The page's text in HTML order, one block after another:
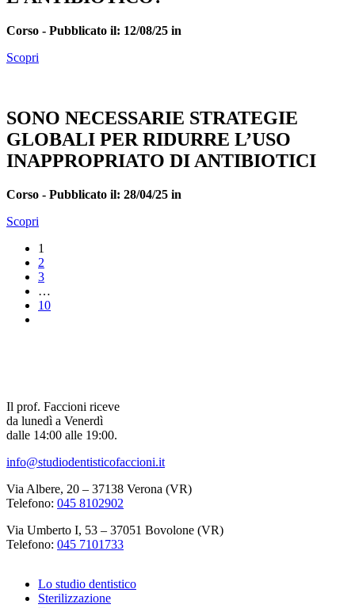
Corso - Pubblicato il: 12/08/25 in
Scopri
SONO NECESSARIE STRATEGIE
GLOBALI PER RIDURRE L’USO
INAPPROPRIATO DI ANTIBIOTICI
Corso - Pubblicato il: 28/04/25 in
Scopri
1
2
3
…
10
Il prof. Faccioni riceve
da lunedì a Venerdì
dalle 14:00 alle 19:00.
info@studiodentisticofaccioni.it
Via Albere, 20 – 37138 Verona (VR)
Telefono: 045 8102902
Via Umberto I, 53 – 37051 Bovolone (VR)
Telefono: 045 7101733
Lo studio dentistico
Sterilizzazione